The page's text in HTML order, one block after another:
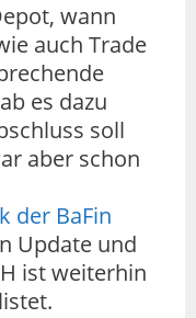
wann
auch Trade
es dazu
soll
aber schon
der BaFin
Update und
ist weiterhin